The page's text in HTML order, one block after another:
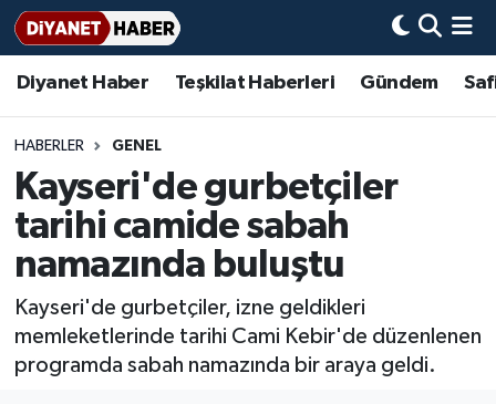
Diyanet Haber Teşkilat Haberleri Gündem
HABERLER GENEL
Kayseri'de gurbetçiler
tarihi camide sabah
namazında buluştu
Kayseri'de gurbetçiler, izne geldikleri
memleketlerinde tarihi Cami Kebir'de düzenlenen
programda sabah namazında bir araya geldi.
Diyanet Haber
Teşkilat Haberleri
Adana Müftülüğü
Adıyaman Müftülüğü
Afyonkarahisar Müftülüğü
Ağrı Müftülüğü
Aksaray Müftülüğü
Amasya Müftülüğü
Gündem
#Keşfet
Bir Ayet
Bir Hikaye
Biyografiler
Dini kavramlar
Diyanet Bilgi
Diyanet Takvimi
Basında Bugün
DİYANET eKİTAP
Aile Dergisi
Aylık Dergi
İmam Hatip Okulları
Başmakale
Hadis-i Şerifler
Hayat Okumaları
Nöbetçi Eczaneler
Hava Durumu
Ankara Namaz Vakitleri
Trafik Durumu
Süper Lig Puan Durumu ve Fikstür
Tüm Manşetler